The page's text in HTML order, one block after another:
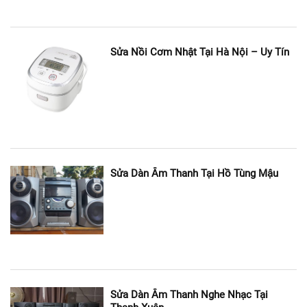
– Tivi bị lỗi nhiều màn hình, trên màn hình xuất hiện các
chấm trắng.
nguyên nhân.
– Tivi bị nứt vỡ màn hình, màn hình bị sọc, màn hình
không sắc nét.
– Tivi không có âm thanh hoặc hình ảnh không trùng
Sửa Nồi Cơm Nhật Tại Hà Nội – Uy Tín
Sửa Dàn Âm Thanh Tại Hồ Tùng Mậu
Sửa Dàn Âm Thanh Nghe Nhạc Tại